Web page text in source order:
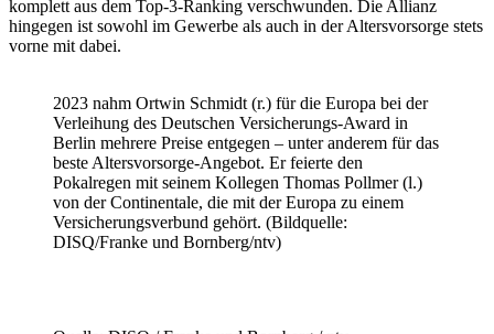
komplett aus dem Top-3-Ranking verschwunden. Die Allianz
hingegen ist sowohl im Gewerbe als auch in der Altersvorsorge stets
vorne mit dabei.
2023 nahm Ortwin Schmidt (r.) für die Europa bei der
Verleihung des Deutschen Versicherungs-Award in
Berlin mehrere Preise entgegen – unter anderem für das
beste Altersvorsorge-Angebot. Er feierte den
Pokalregen mit seinem Kollegen Thomas Pollmer (l.)
von der Continentale, die mit der Europa zu einem
Versicherungsverbund gehört. (Bildquelle:
DISQ/Franke und Bornberg/ntv)